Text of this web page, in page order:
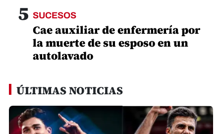
5 SUCESOS
Cae auxiliar de enfermería por
la muerte de su esposo en un
autolavado
ÚLTIMAS NOTICIAS